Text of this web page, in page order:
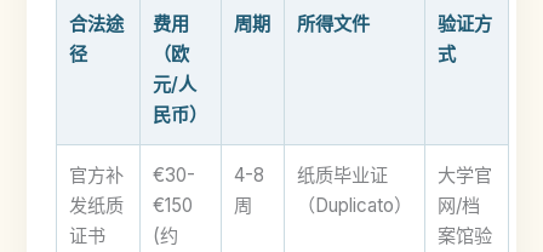
合法途
径
费用
（欧
元/人
民币）
周期 所得文件
验证方
式
官方补
发纸质
证书
€30-
€150
(约
4-8
周
纸质毕业证
（Duplicato）
大学官
网/档
案馆验